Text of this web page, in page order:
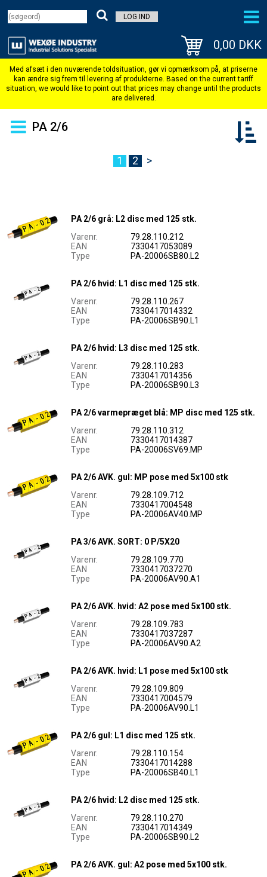
LOG IND
0,00 DKK
PA 2/6
1 2 >
PA 2/6 grå: L2 disc med 125 stk.
Varenr.
79.28.110.212
EAN
7330417053089
Type
PA-20006SB80.L2
PA 2/6 hvid: L1 disc med 125 stk.
Varenr.
79.28.110.267
EAN
7330417014332
Type
PA-20006SB90.L1
PA 2/6 hvid: L3 disc med 125 stk.
Varenr.
79.28.110.283
EAN
7330417014356
Type
PA-20006SB90.L3
PA 2/6 varmepræget blå: MP disc med 125 stk.
Varenr.
79.28.110.312
EAN
7330417014387
Type
PA-20006SV69.MP
PA 2/6 AVK. gul: MP pose med 5x100 stk
Varenr.
79.28.109.712
EAN
7330417004548
Type
PA-20006AV40.MP
PA 3/6 AVK. SORT: 0 P/5X20
Varenr.
79.28.109.770
EAN
7330417037270
Type
PA-20006AV90.A1
PA 2/6 AVK. hvid: A2 pose med 5x100 stk.
Varenr.
79.28.109.783
EAN
7330417037287
Type
PA-20006AV90.A2
PA 2/6 AVK. hvid: L1 pose med 5x100 stk
Varenr.
79.28.109.809
EAN
7330417004579
Type
PA-20006AV90.L1
PA 2/6 gul: L1 disc med 125 stk.
Varenr.
79.28.110.154
EAN
7330417014288
Type
PA-20006SB40.L1
PA 2/6 hvid: L2 disc med 125 stk.
Varenr.
79.28.110.270
EAN
7330417014349
Type
PA-20006SB90.L2
PA 2/6 AVK. gul: A2 pose med 5x100 stk.